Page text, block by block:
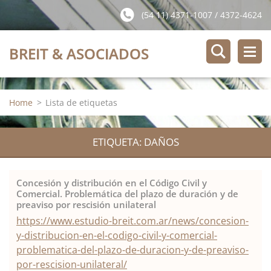
(54 11) 4371-1007 / 4372-4624
BREIT & ASOCIADOS
Home > Lista de etiquetas
ETIQUETA: DAÑOS
Concesión y distribución en el Código Civil y
Comercial. Problemática del plazo de duración y de
preaviso por rescisión unilateral
https://www.estudio-breit.com.ar/news/concesion-
y-distribucion-en-el-codigo-civil-y-comercial-
problematica-del-plazo-de-duracion-y-de-preaviso-
por-rescision-unilateral/